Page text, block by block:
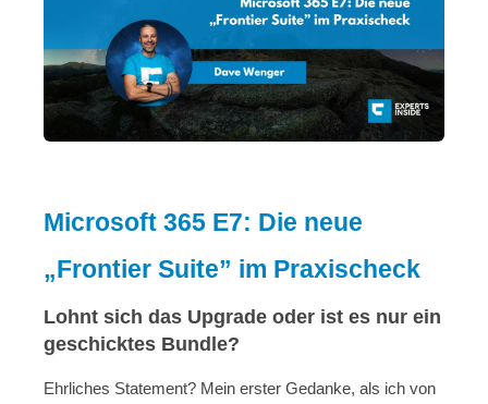
Microsoft 365 E7: Die neue
„Frontier Suite” im Praxischeck
Lohnt sich das Upgrade oder ist es nur ein
geschicktes Bundle?
Ehrliches Statement? Mein erster Gedanke, als ich von